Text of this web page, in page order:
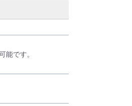
能です。